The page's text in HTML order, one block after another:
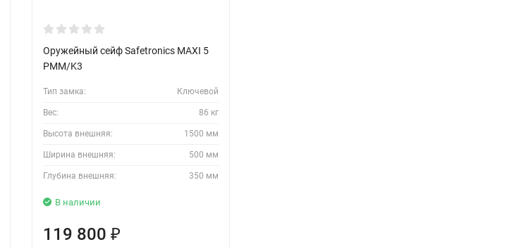
Оружейный сейф Safetronics MAXI 5
PMM/K3
Тип замка: Ключевой
Вес: 86 кг
Высота внешняя: 1500 мм
Ширина внешняя: 500 мм
Глубина внешняя: 350 мм
В наличии
119 800 ₽